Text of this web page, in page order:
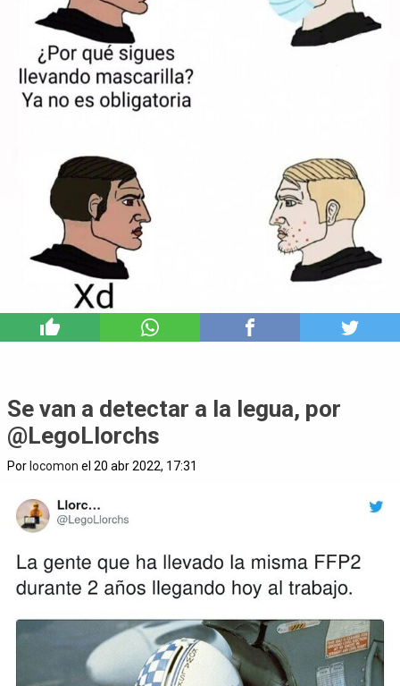
Se van a detectar a la legua, por
@LegoLlorchs
Por locomon el 20 abr 2022, 17:31